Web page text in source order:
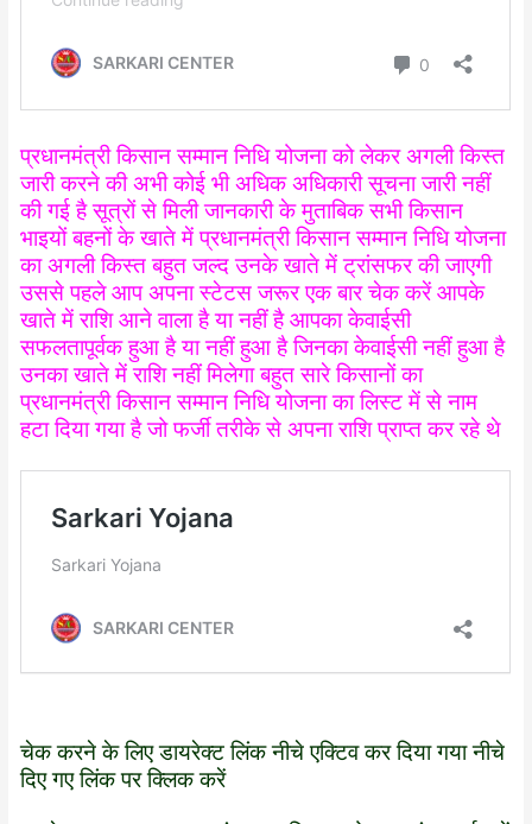
प्रधानमंत्री किसान सम्मान निधि योजना को लेकर अगली किस्त
जारी करने की अभी कोई भी अधिक अधिकारी सूचना जारी नहीं
की गई है सूत्रों से मिली जानकारी के मुताबिक सभी किसान
भाइयों बहनों के खाते में प्रधानमंत्री किसान सम्मान निधि योजना
का अगली किस्त बहुत जल्द उनके खाते में ट्रांसफर की जाएगी
उससे पहले आप अपना स्टेटस जरूर एक बार चेक करें आपके
खाते में राशि आने वाला है या नहीं है आपका केवाईसी
सफलतापूर्वक हुआ है या नहीं हुआ है जिनका केवाईसी नहीं हुआ है
उनका खाते में राशि नहीं मिलेगा बहुत सारे किसानों का
प्रधानमंत्री किसान सम्मान निधि योजना का लिस्ट में से नाम
हटा दिया गया है जो फर्जी तरीके से अपना राशि प्राप्त कर रहे थे
चेक करने के लिए डायरेक्ट लिंक नीचे एक्टिव कर दिया गया नीचे
दिए गए लिंक पर क्लिक करें